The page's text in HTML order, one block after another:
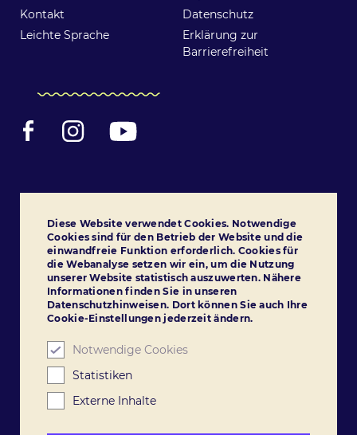
Diese Website verwendet Cookies. Notwendige
Cookies sind für den Betrieb der Website und die
einwandfreie Funktion erforderlich. Cookies für
die Webanalyse setzen wir ein, um die Nutzung
unserer Website statistisch auszuwerten. Nähere
Informationen finden Sie in unseren
Datenschutzhinweisen. Dort können Sie auch Ihre
Cookie-Einstellungen jederzeit ändern.
Notwendige Cookies
Statistiken
Externe Inhalte
Über-Fußzeilennavigation
Kontakt
Leichte Sprache
Haupt-
Datenschutz
Erklärung zur
Barrierefreiheit
Folge uns!
FacebookInstagramYouTube